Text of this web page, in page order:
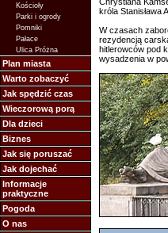
Kościoły
Parki i ogrody
Pomniki
Pałace
Ulica Próżna
Plan miasta
Warto zobaczyć
Jak spędzić czas
Wieczorową porą
Dla dzieci
Biznes
Jak się poruszać
Jak dojechać
Informacje
praktyczne
Pogoda
O nas
króla Stanisława
W czasach
rezydencją
hitlerowców pod
wysadzenia w